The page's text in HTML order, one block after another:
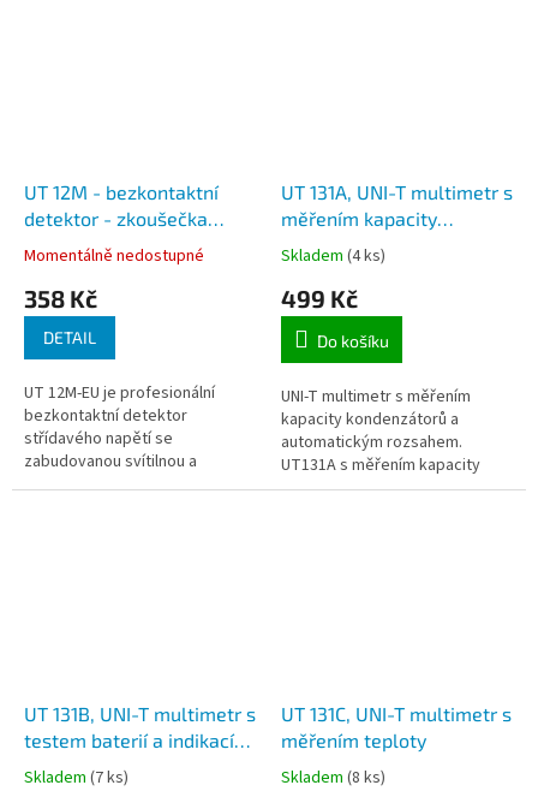
UT 12M - bezkontaktní
detektor - zkoušečka
napětí s akusticko-
optickou synchronní
výstražnou funkcí
Momentálně nedostupné
358 Kč
DETAIL
UT 12M-EU je profesionální
bezkontaktní detektor
střídavého napětí se
zabudovanou svítilnou a
akusticko-optickou synchronní
UT 131A, UNI-T multimetr s
měřením kapacity
kondenzátorů a
automatickým rozsahem
Skladem (4 ks)
499 Kč
Do košíku
UNI-T multimetr s měřením
kapacity kondenzátorů a
automatickým rozsahem.
UT131A s měřením kapacity
kondenzátorů a automatickým
UT 131B, UNI-T multimetr s
testem baterií a indikací
jejich stavu
Skladem (7 ks)
UT 131C, UNI-T multimetr s
měřením teploty
Skladem (8 ks)